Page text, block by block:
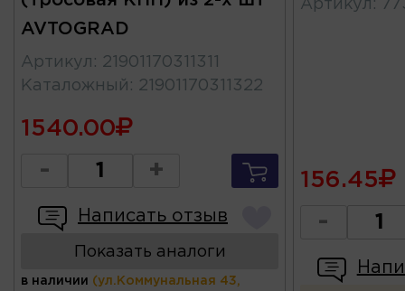
AVTOGRAD
Артикул : 21901170311311
Каталожный : 21901170311322
1540.00
- +
Написать отзыв
Показать аналоги
в наличии (ул.Коммунальная 43,
Артикул :
156.45
-